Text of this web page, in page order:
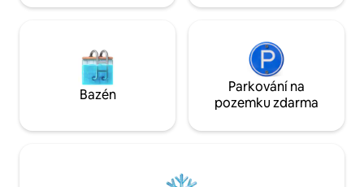
a pracovníky na dálku, kteří hledají
Bazén
Parkování na
pozemku zdarma